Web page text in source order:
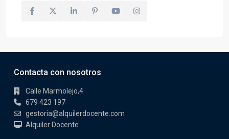
Contacta con nosotros
Calle Marmolejo,4
679 423 197
gestoria@alquilerdocente.com
Alquiler Docente